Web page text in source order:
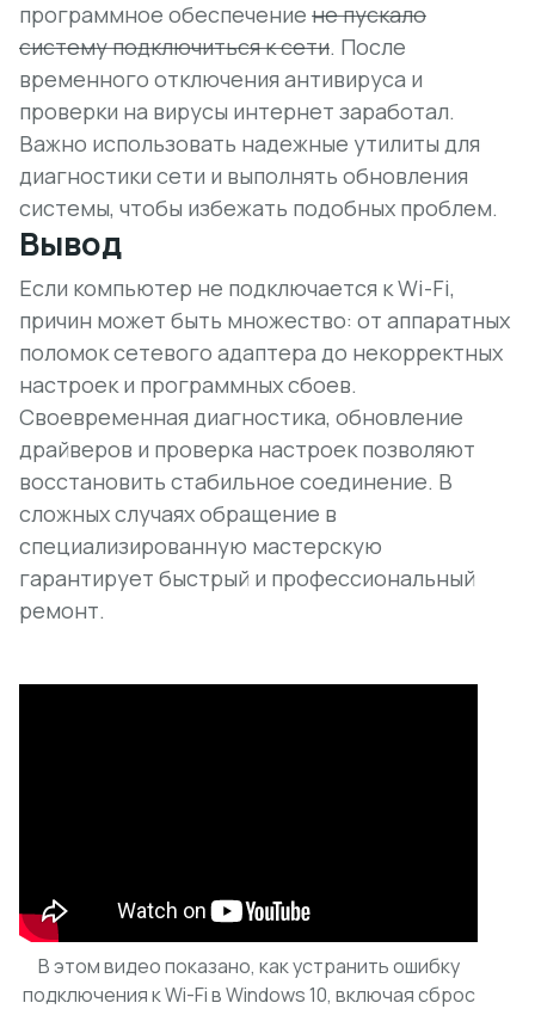
программное обеспечение не пускало
систему подключиться к сети. После
временного отключения антивируса и
проверки на вирусы интернет заработал.
Важно использовать надежные утилиты для
диагностики сети и выполнять обновления
системы, чтобы избежать подобных проблем.
Вывод
Если компьютер не подключается к Wi-Fi,
причин может быть множество: от аппаратных
поломок сетевого адаптера до некорректных
настроек и программных сбоев.
Своевременная диагностика, обновление
драйверов и проверка настроек позволяют
восстановить стабильное соединение. В
сложных случаях обращение в
специализированную мастерскую
гарантирует быстрый и профессиональный
ремонт.
В этом видео показано, как устранить ошибку
подключения к Wi-Fi в Windows 10, включая сброс